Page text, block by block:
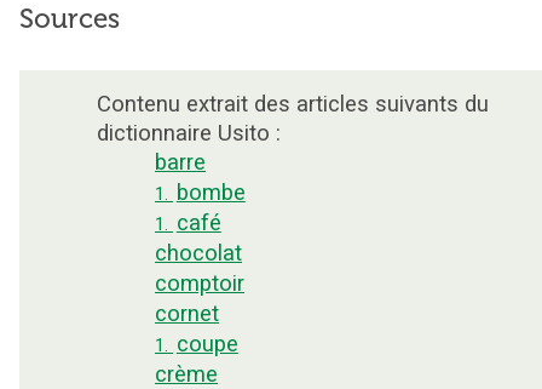
Sources
Contenu extrait des articles suivants du
dictionnaire Usito :
barre
1. bombe
1. café
chocolat
comptoir
cornet
1. coupe
crème